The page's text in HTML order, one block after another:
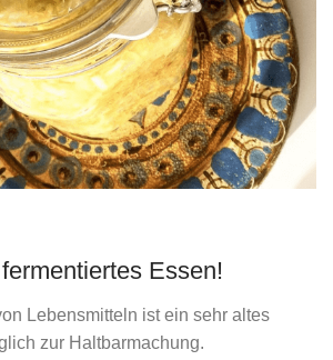
Essen!
Lebensmitteln ist ein sehr altes
zur Haltbarmachung.